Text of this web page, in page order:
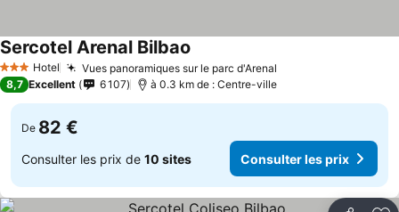
3 ÉtoilesHotel Vues panoramiques sur le parc d'Arenal
Sercotel Arenal Bilbao
8,7 Excellent 6 107 à 0.3 km de : Centre-ville
De 82 €
Consulter les prix de 10 sites Consulter les prix